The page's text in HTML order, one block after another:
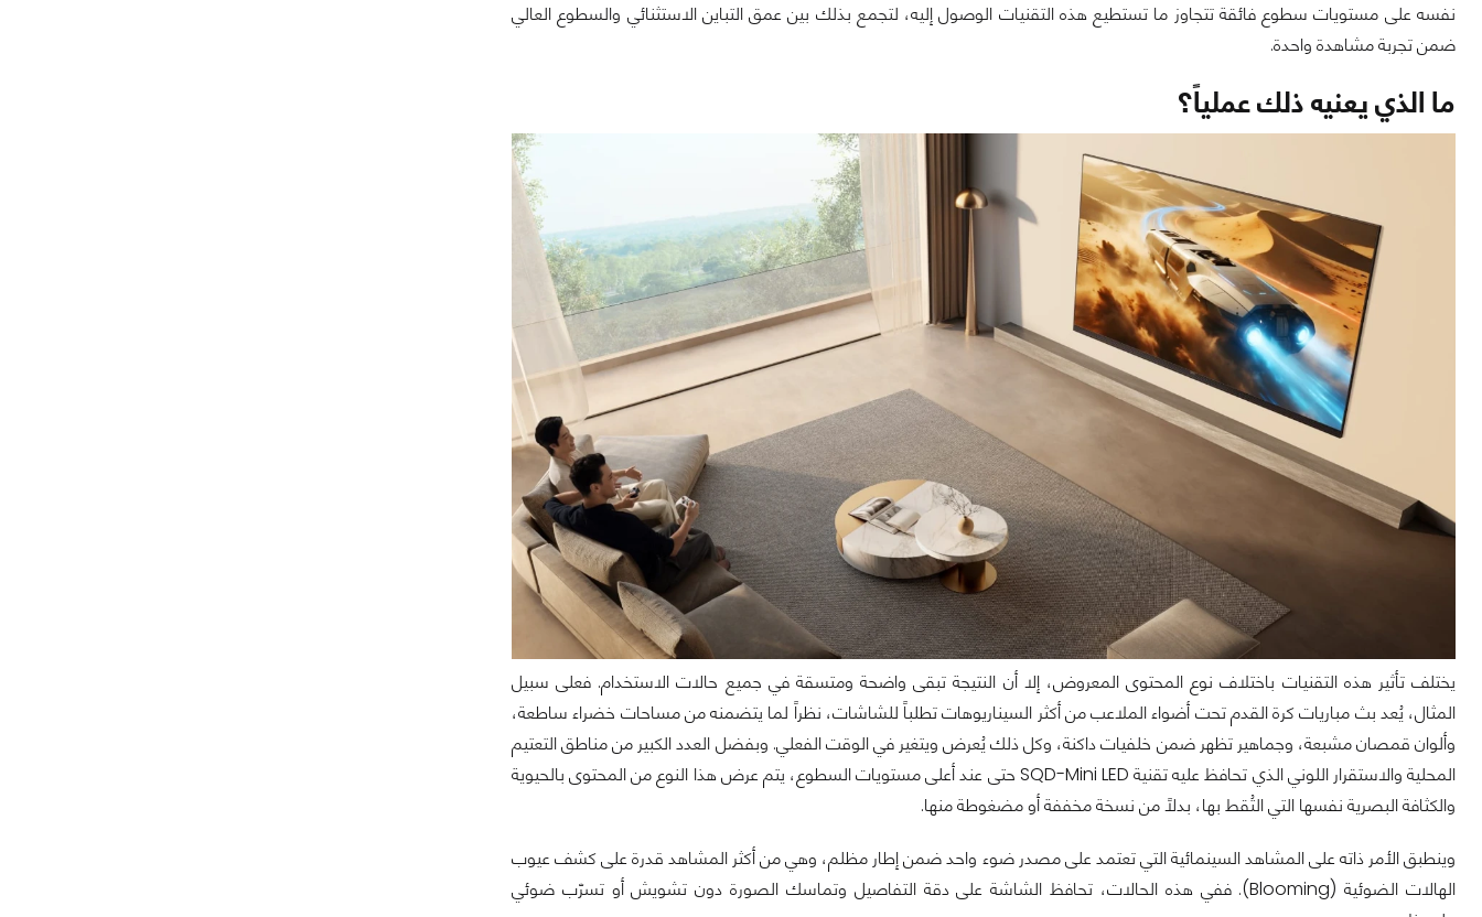
نفسه على مستويات سطوع فائقة تتجاوز ما تستطيع هذه التقنيات الوصول إليه، لتجمع بذلك بين عمق التباين الاستثنائي والسطوع العالي
ضمن تجربة مشاهدة واحدة.
ما الذي يعنيه ذلك عملياً؟
يختلف تأثير هذه التقنيات باختلاف نوع المحتوى المعروض، إلا أن النتيجة تبقى واضحة ومتسقة في جميع حالات الاستخدام. فعلى سبيل
المثال، يُعد بث مباريات كرة القدم تحت أضواء الملاعب من أكثر السيناريوهات تطلباً للشاشات، نظراً لما يتضمنه من مساحات خضراء ساطعة،
وألوان قمصان مشبعة، وجماهير تظهر ضمن خلفيات داكنة، وكل ذلك يُعرض ويتغير في الوقت الفعلي. وبفضل العدد الكبير من مناطق التعتيم
المحلية والاستقرار اللوني الذي تحافظ عليه تقنية SQD-Mini LED حتى عند أعلى مستويات السطوع، يتم عرض هذا النوع من المحتوى بالحيوية
والكثافة البصرية نفسها التي التُقط بها، بدلاً من نسخة مخففة أو مضغوطة منها.
وينطبق الأمر ذاته على المشاهد السينمائية التي تعتمد على مصدر ضوء واحد ضمن إطار مظلم، وهي من أكثر المشاهد قدرة على كشف عيوب
الهالات الضوئية (Blooming). ففي هذه الحالات، تحافظ الشاشة على دقة التفاصيل وتماسك الصورة دون تشويش أو تسرّب ضوئي